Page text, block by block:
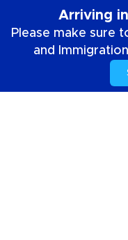
Arriving
Please make sure
and